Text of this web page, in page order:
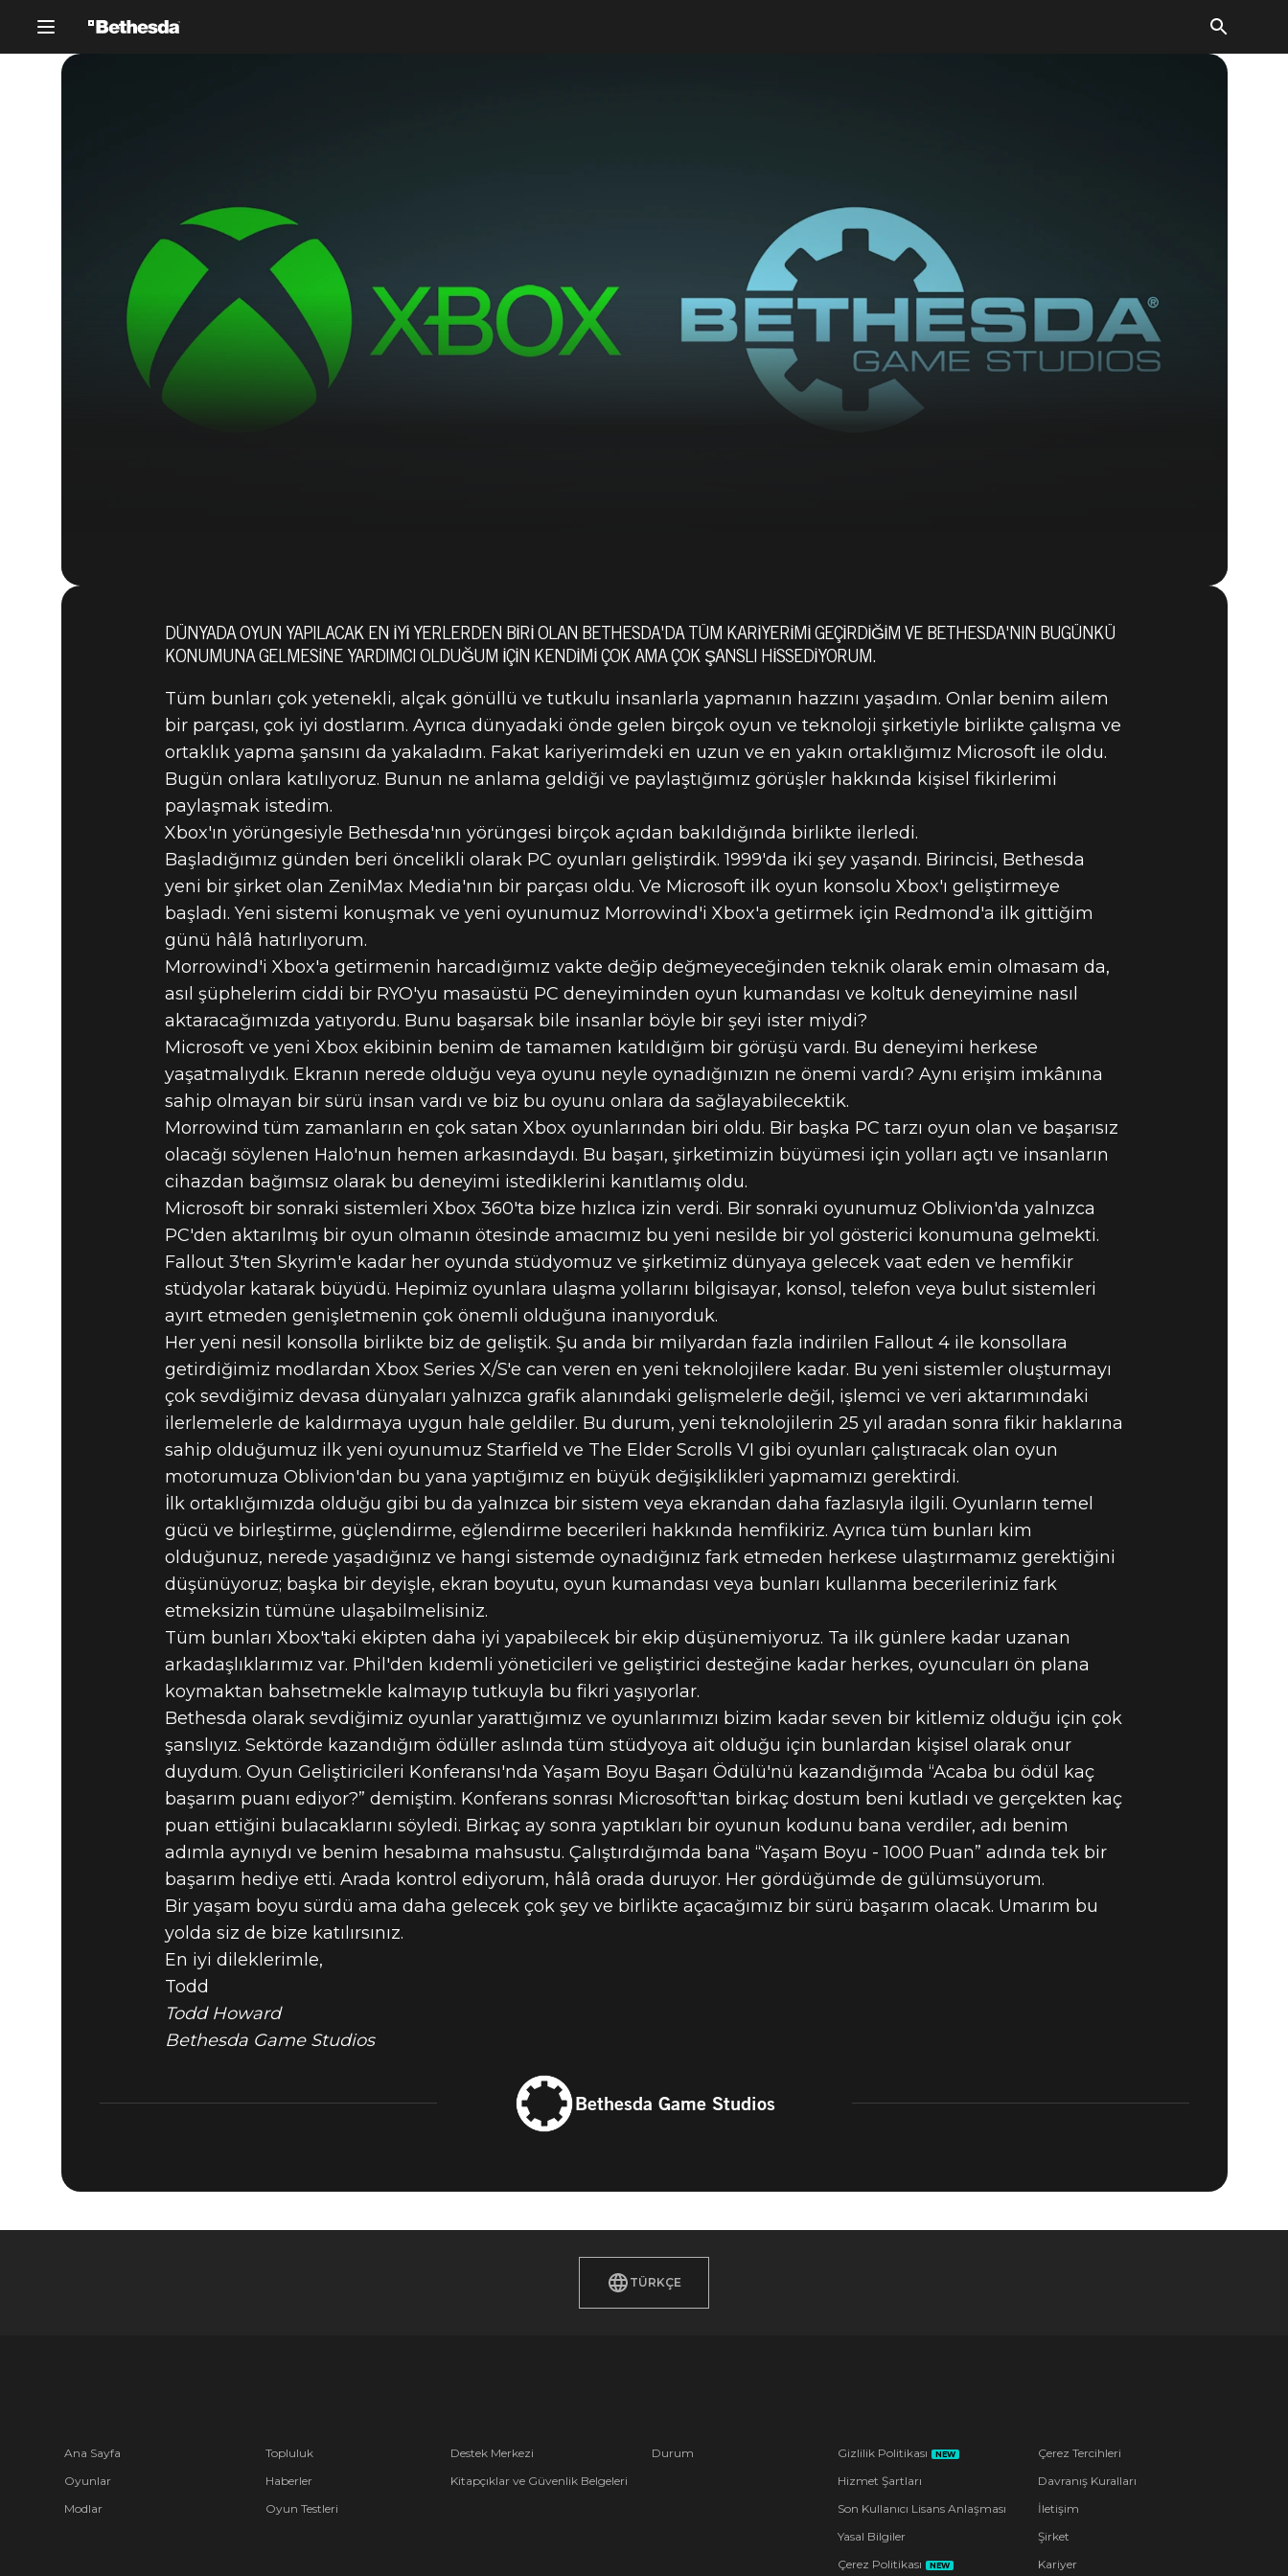
21 Eylül 2020
XBOX'A KATILMAK HAKKINDA
TODD HOWARD'IN GÖRÜŞLERI
DÜNYADA OYUN YAPILACAK EN IYI YERLERDEN BIRI OLAN BETHESDA'DA TÜM KARIYERIMI GEÇIRDIĞIM VE BETHESDA'NIN BUGÜNKÜ
KONUMUNA GELMESINE YARDIMCI OLDUĞUM IÇIN KENDIMI ÇOK AMA ÇOK ŞANSLI HISSEDIYORUM.
Tüm bunları çok yetenekli, alçak gönüllü ve tutkulu insanlarla yapmanın hazzını yaşadım. Onlar benim ailem
bir parçası, çok iyi dostlarım. Ayrıca dünyadaki önde gelen birçok oyun ve teknoloji şirketiyle birlikte çalışma ve
ortaklık yapma şansını da yakaladım. Fakat kariyerimdeki en uzun ve en yakın ortaklığımız Microsoft ile oldu.
Bugün onlara katılıyoruz. Bunun ne anlama geldiği ve paylaştığımız görüşler hakkında kişisel fikirlerimi
paylaşmak istedim.
Xbox'ın yörüngesiyle Bethesda'nın yörüngesi birçok açıdan bakıldığında birlikte ilerledi.
Başladığımız günden beri öncelikli olarak PC oyunları geliştirdik. 1999'da iki şey yaşandı. Birincisi, Bethesda
yeni bir şirket olan ZeniMax Media'nın bir parçası oldu. Ve Microsoft ilk oyun konsolu Xbox'ı geliştirmeye
başladı. Yeni sistemi konuşmak ve yeni oyunumuz Morrowind'i Xbox'a getirmek için Redmond'a ilk gittiğim
günü hâlâ hatırlıyorum.
Morrowind'i Xbox'a getirmenin harcadığımız vakte değip değmeyeceğinden teknik olarak emin olmasam da,
asıl şüphelerim ciddi bir RYO'yu masaüstü PC deneyiminden oyun kumandası ve koltuk deneyimine nasıl
aktaracağımızda yatıyordu. Bunu başarsak bile insanlar böyle bir şeyi ister miydi?
Microsoft ve yeni Xbox ekibinin benim de tamamen katıldığım bir görüşü vardı. Bu deneyimi herkese
yaşatmalıydık. Ekranın nerede olduğu veya oyunu neyle oynadığınızın ne önemi vardı? Aynı erişim imkânına
sahip olmayan bir sürü insan vardı ve biz bu oyunu onlara da sağlayabilecektik.
Morrowind tüm zamanların en çok satan Xbox oyunlarından biri oldu. Bir başka PC tarzı oyun olan ve başarısız
olacağı söylenen Halo'nun hemen arkasındaydı. Bu başarı, şirketimizin büyümesi için yolları açtı ve insanların
cihazdan bağımsız olarak bu deneyimi istediklerini kanıtlamış oldu.
Microsoft bir sonraki sistemleri Xbox 360'ta bize hızlıca izin verdi. Bir sonraki oyunumuz Oblivion'da yalnızca
PC'den aktarılmış bir oyun olmanın ötesinde amacımız bu yeni nesilde bir yol gösterici konumuna gelmekti.
Fallout 3'ten Skyrim'e kadar her oyunda stüdyomuz ve şirketimiz dünyaya gelecek vaat eden ve hemfikir
stüdyolar katarak büyüdü. Hepimiz oyunlara ulaşma yollarını bilgisayar, konsol, telefon veya bulut sistemleri
ayırt etmeden genişletmenin çok önemli olduğuna inanıyorduk.
Her yeni nesil konsolla birlikte biz de geliştik. Şu anda bir milyardan fazla indirilen Fallout 4 ile konsollara
getirdiğimiz modlardan Xbox Series X/S'e can veren en yeni teknolojilere kadar. Bu yeni sistemler oluşturmayı
çok sevdiğimiz devasa dünyaları yalnızca grafik alanındaki gelişmelerle değil, işlemci ve veri aktarımındaki
ilerlemelerle de kaldırmaya uygun hale geldiler. Bu durum, yeni teknolojilerin 25 yıl aradan sonra fikir haklarına
sahip olduğumuz ilk yeni oyunumuz Starfield ve The Elder Scrolls VI gibi oyunları çalıştıracak olan oyun
motorumuza Oblivion'dan bu yana yaptığımız en büyük değişiklikleri yapmamızı gerektirdi.
İlk ortaklığımızda olduğu gibi bu da yalnızca bir sistem veya ekrandan daha fazlasıyla ilgili. Oyunların temel
gücü ve birleştirme, güçlendirme, eğlendirme becerileri hakkında hemfikiriz. Ayrıca tüm bunları kim
olduğunuz, nerede yaşadığınız ve hangi sistemde oynadığınız fark etmeden herkese ulaştırmamız gerektiğini
düşünüyoruz; başka bir deyişle, ekran boyutu, oyun kumandası veya bunları kullanma becerileriniz fark
etmeksizin tümüne ulaşabilmelisiniz.
Tüm bunları Xbox'taki ekipten daha iyi yapabilecek bir ekip düşünemiyoruz. Ta ilk günlere kadar uzanan
arkadaşlıklarımız var. Phil'den kıdemli yöneticileri ve geliştirici desteğine kadar herkes, oyuncuları ön plana
koymaktan bahsetmekle kalmayıp tutkuyla bu fikri yaşıyorlar.
Bethesda olarak sevdiğimiz oyunlar yarattığımız ve oyunlarımızı bizim kadar seven bir kitlemiz olduğu için çok
şanslıyız. Sektörde kazandığım ödüller aslında tüm stüdyoya ait olduğu için bunlardan kişisel olarak onur
duydum. Oyun Geliştiricileri Konferansı'nda Yaşam Boyu Başarı Ödülü'nü kazandığımda “Acaba bu ödül kaç
başarım puanı ediyor?” demiştim. Konferans sonrası Microsoft'tan birkaç dostum beni kutladı ve gerçekten kaç
puan ettiğini bulacaklarını söyledi. Birkaç ay sonra yaptıkları bir oyunun kodunu bana verdiler, adı benim
adımla aynıydı ve benim hesabıma mahsustu. Çalıştırdığımda bana “Yaşam Boyu - 1000 Puan” adında tek bir
başarım hediye etti. Arada kontrol ediyorum, hâlâ orada duruyor. Her gördüğümde de gülümsüyorum.
Bir yaşam boyu sürdü ama daha gelecek çok şey ve birlikte açacağımız bir sürü başarım olacak. Umarım bu
yolda siz de bize katılırsınız.
En iyi dileklerimle,
Todd
Todd Howard
Bethesda Game Studios
Bethesda Game Studios
TÜRKÇE
Ana Sayfa
Oyunlar
Modlar
Topluluk
Haberler
Oyun Testleri
Destek Merkezi
Kitapçıklar ve Güvenlik Belgeleri
Durum Gizlilik Politikası NEW
Hizmet Şartları
Son Kullanıcı Lisans Anlaşması
Yasal Bilgiler
Çerez Politikası
NEW
Çerez Tercihleri
Davranış Kuralları
İletişim
Şirket
Kariyer